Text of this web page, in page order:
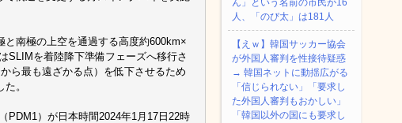
と南極の上空を通過する高度約600km×
SLIMを着陸降下準備フェーズへ移行さ
ら最も遠ざかる点）を低下させるため
。
PDM1）が日本時間2024年1月17日22時
ん」という名前の市民が16
人、「のび太」は181人
【えｗ】韓国サッカー協会
が外国人審判を性接待疑惑
→ 韓国ネットに動揺広がる
「信じられない」「要求し
た外国人審判もおかしい」
「韓国以外の国にも要求し